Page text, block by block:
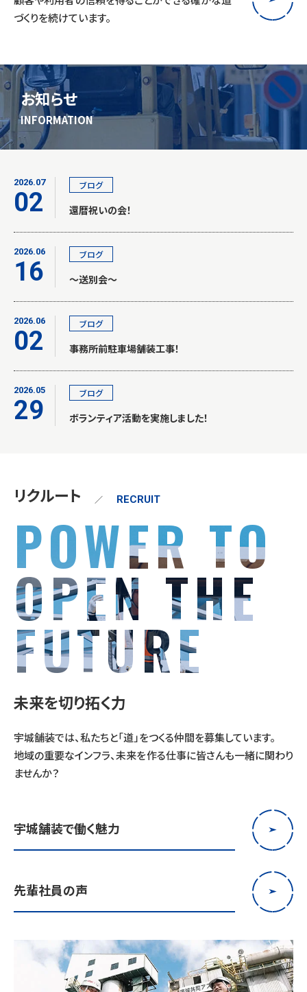
づくりを続けています。
お知らせ
INFORMATION
2026.07
02
ブログ
還暦祝いの会！
2026.06
16
ブログ
～送別会～
2026.06
02
ブログ
事務所前駐車場舗装工事！
2026.05
29
ブログ
ボランティア活動を実施しました！
リクルート ／ RECRUIT
POWER TO
OPEN THE
FUTURE
未来を切り拓く力
宇城舗装では、私たちと「道」をつくる仲間を募集しています。
地域の重要なインフラ、未来を作る仕事に皆さんも一緒に関わり
ませんか？
宇城舗装で働く魅力
先輩社員の声